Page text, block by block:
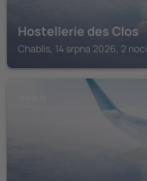
Hostellerie des Clos
Chablis, 14 srpna 2026, 2 noci